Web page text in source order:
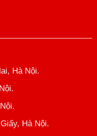
Hà Nội.
Hà Nội.